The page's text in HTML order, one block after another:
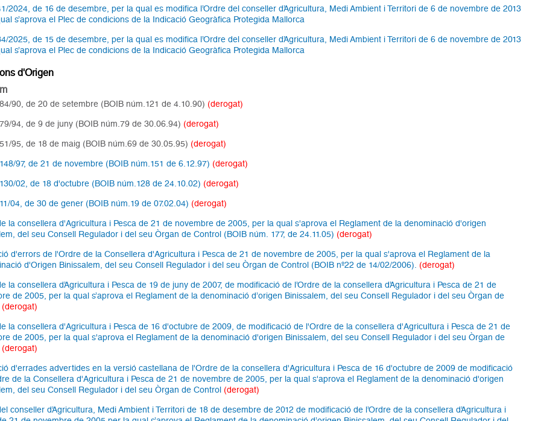
2024, de 16 de desembre, per la qual es modifica l’Ordre del conseller d’Agricultura, Medi Ambient i Territori de 6 de novembre de 2013
s’aprova el Plec de condicions de la Indicació Geogràfica Protegida Mallorca
2025, de 15 de desembre, per la qual es modifica l’Ordre del conseller d’Agricultura, Medi Ambient i Territori de 6 de novembre de 2013
s’aprova el Plec de condicions de la Indicació Geogràfica Protegida Mallorca
d'Origen
90, de 20 de setembre (BOIB núm.121 de 4.10.90) (derogat)
94, de 9 de juny (BOIB núm.79 de 30.06.94) (derogat)
95, de 18 de maig (BOIB núm.69 de 30.05.95) (derogat)
97, de 21 de novembre (BOIB núm.151 de 6.12.97) (derogat)
02, de 18 d'octubre (BOIB núm.128 de 24.10.02) (derogat)
04, de 30 de gener (BOIB núm.19 de 07.02.04) (derogat)
la consellera d'Agricultura i Pesca de 21 de novembre de 2005, per la qual s'aprova el Reglament de la denominació d'origen
del seu Consell Regulador i del seu Òrgan de Control (BOIB núm. 177, de 24.11.05) (derogat)
d'errors de l'Ordre de la Consellera d'Agricultura i Pesca de 21 de novembre de 2005, per la qual s'aprova el Reglament de la
d'Origen Binissalem, del seu Consell Regulador i del seu Òrgan de Control (BOIB nº22 de 14/02/2006). (derogat)
la consellera d’Agricultura i Pesca de 19 de juny de 2007, de modificació de l’Ordre de la consellera d’Agricultura i Pesca de 21 de
de 2005, per la qual s’aprova el Reglament de la denominació d’origen Binissalem, del seu Consell Regulador i del seu Òrgan de
(derogat)
la consellera d'Agricultura i Pesca de 16 d'octubre de 2009, de modificació de l'Ordre de la consellera d'Agricultura i Pesca de 21 de
de 2005, per la qual s'aprova el Reglament de la denominació d'origen Binissalem, del seu Consell Regulador i del seu Òrgan de
(derogat)
d'errades advertides en la versió castellana de l'Ordre de la consellera d'Agricultura i Pesca de 16 d'octubre de 2009 de modificació
de la Consellera d'Agricultura i Pesca de 21 de novembre de 2005, per la qual s'aprova el Reglament de la denominació d'origen
del seu Consell Regulador i del seu Òrgan de Control (derogat)
conseller d’Agricultura, Medi Ambient i Territori de 18 de desembre de 2012 de modificació de l’Ordre de la consellera d’Agricultura i